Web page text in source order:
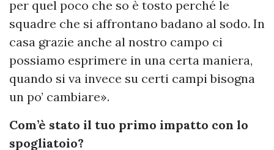
per quel poco che so è tosto perché le
squadre che si affrontano badano al sodo. In
casa grazie anche al nostro campo ci
possiamo esprimere in una certa maniera,
quando si va invece su certi campi bisogna
un po’ cambiare».
Com’è stato il tuo primo impatto con lo
spogliatoio?